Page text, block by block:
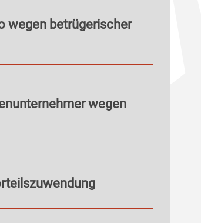
wegen betrügerischer
wegen